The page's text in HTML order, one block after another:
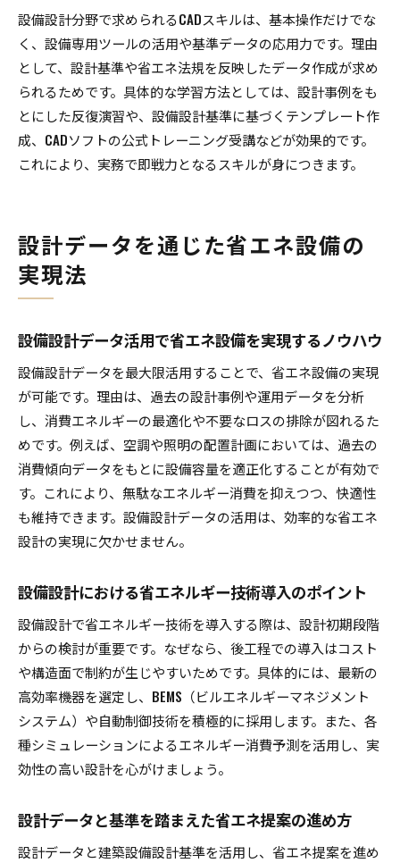
設備設計分野で求められるCADスキルは、基本操作だけでな
く、設備専用ツールの活用や基準データの応用力です。理由
として、設計基準や省エネ法規を反映したデータ作成が求め
られるためです。具体的な学習方法としては、設計事例をも
とにした反復演習や、設備設計基準に基づくテンプレート作
成、CADソフトの公式トレーニング受講などが効果的です。
これにより、実務で即戦力となるスキルが身につきます。
設計データを通じた省エネ設備の
実現法
設備設計データ活用で省エネ設備を実現するノウハウ
設備設計データを最大限活用することで、省エネ設備の実現
が可能です。理由は、過去の設計事例や運用データを分析
し、消費エネルギーの最適化や不要なロスの排除が図れるた
めです。例えば、空調や照明の配置計画においては、過去の
消費傾向データをもとに設備容量を適正化することが有効で
す。これにより、無駄なエネルギー消費を抑えつつ、快適性
も維持できます。設備設計データの活用は、効率的な省エネ
設計の実現に欠かせません。
設備設計における省エネルギー技術導入のポイント
設備設計で省エネルギー技術を導入する際は、設計初期段階
からの検討が重要です。なぜなら、後工程での導入はコスト
や構造面で制約が生じやすいためです。具体的には、最新の
高効率機器を選定し、BEMS（ビルエネルギーマネジメント
システム）や自動制御技術を積極的に採用します。また、各
種シミュレーションによるエネルギー消費予測を活用し、実
効性の高い設計を心がけましょう。
設計データと基準を踏まえた省エネ提案の進め方
設計データと建築設備設計基準を活用し、省エネ提案を進め